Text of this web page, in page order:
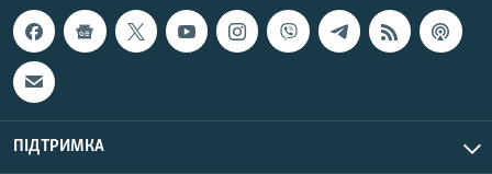
ПІДТРИМКА